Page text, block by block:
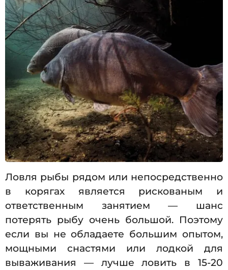
Ловля рыбы рядом или непосредственно
в корягах является рискованым и
ответственным занятием — шанс
потерять рыбу очень большой. Поэтому
если вы не обладаете большим опытом,
мощными снастями или лодкой для
вываживания — лучше ловить в 15-20